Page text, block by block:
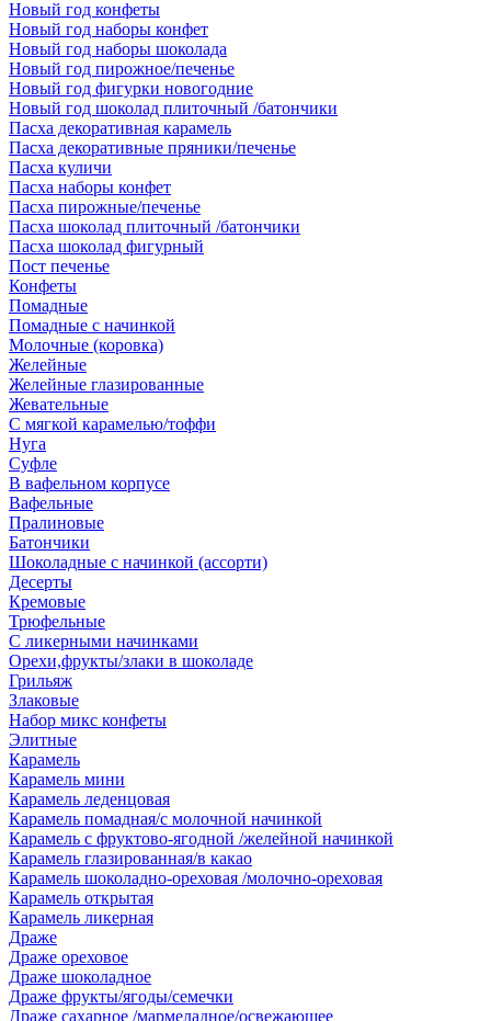
Новый год конфеты
Новый год наборы конфет
Новый год наборы шоколада
Новый год пирожное/печенье
Новый год фигурки новогодние
Новый год шоколад плиточный /батончики
Пасха декоративная карамель
Пасха декоративные пряники/печенье
Пасха куличи
Пасха наборы конфет
Пасха пирожные/печенье
Пасха шоколад плиточный /батончики
Пасха шоколад фигурный
Пост печенье
Конфеты
Помадные
Помадные с начинкой
Молочные (коровка)
Желейные
Желейные глазированные
Жевательные
С мягкой карамелью/тоффи
Нуга
Суфле
В вафельном корпусе
Вафельные
Пралиновые
Батончики
Шоколадные с начинкой (ассорти)
Десерты
Кремовые
Трюфельные
С ликерными начинками
Орехи,фрукты/злаки в шоколаде
Грильяж
Злаковые
Набор микс конфеты
Элитные
Карамель
Карамель мини
Карамель леденцовая
Карамель помадная/с молочной начинкой
Карамель с фруктово-ягодной /желейной начинкой
Карамель глазированная/в какао
Карамель шоколадно-ореховая /молочно-ореховая
Карамель открытая
Карамель ликерная
Драже
Драже ореховое
Драже шоколадное
Драже фрукты/ягоды/семечки
Драже сахарное /мармеладное/освежающее